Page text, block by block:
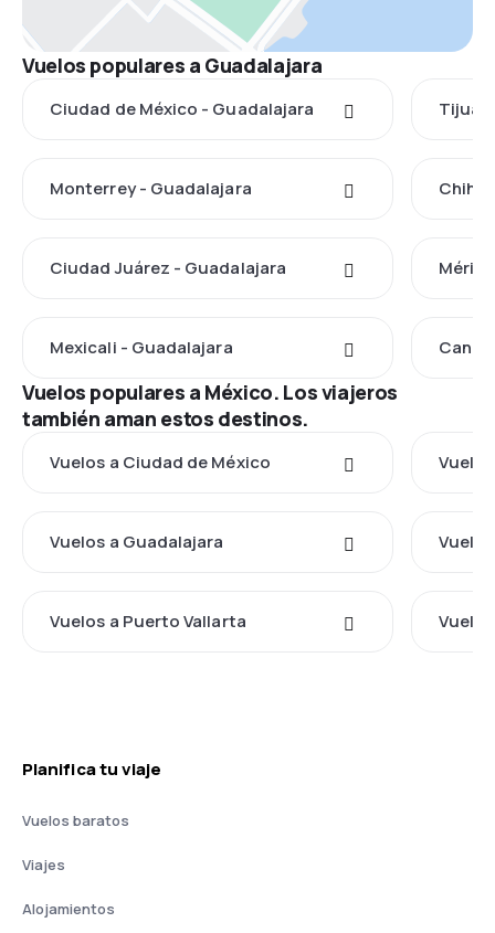
Vuelos populares a Guadalajara
Ciudad de México - Guadalajara
Monterrey - Guadalajara
Ciudad Juárez - Guadalajara
Mexicali - Guadalajara
Vuelos populares a México. Los viajeros
también aman estos destinos.
Vuelos a Ciudad de México
Vuelos a Guadalajara
Vuelos a Puerto Vallarta
Planifica tu viaje
Vuelos baratos
Viajes
Alojamientos